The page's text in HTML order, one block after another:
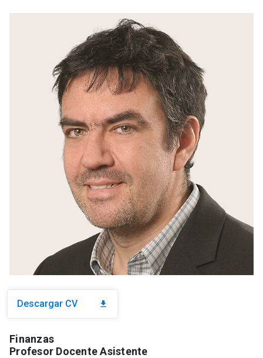
Finanzas
Profesor Docente Asistente
Descargar CV download